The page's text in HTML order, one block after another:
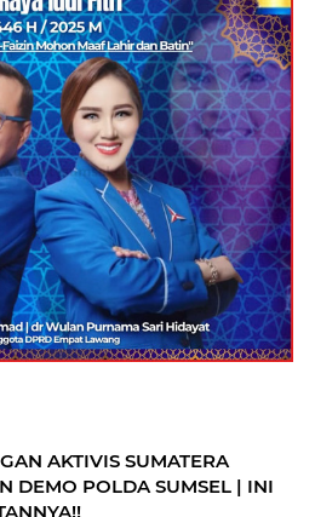
AKTIVIS SUMATERA
DEMO POLDA SUMSEL | INI